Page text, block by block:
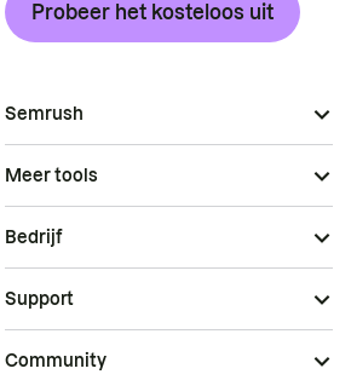
Probeer het kosteloos uit
Semrush
Meer tools
Bedrijf
Support
Community